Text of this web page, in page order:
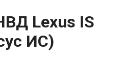
Lexus IS
ИС)